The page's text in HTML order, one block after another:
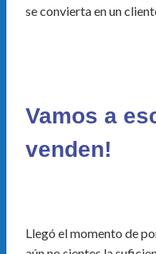
se convierta en un
Vamos a
venden!
Llegó el momento de